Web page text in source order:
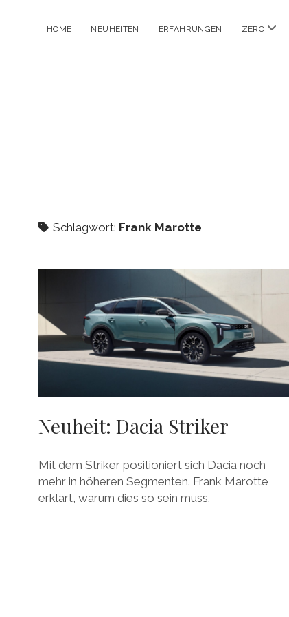
HOME NEUHEITEN ERFAHRUNGEN ZERO Menü
Schlagwort: Frank Marotte
Neuheit: Dacia Striker
Mit dem Striker positioniert sich Dacia noch
mehr in höheren Segmenten. Frank Marotte
erklärt, warum dies so sein muss.